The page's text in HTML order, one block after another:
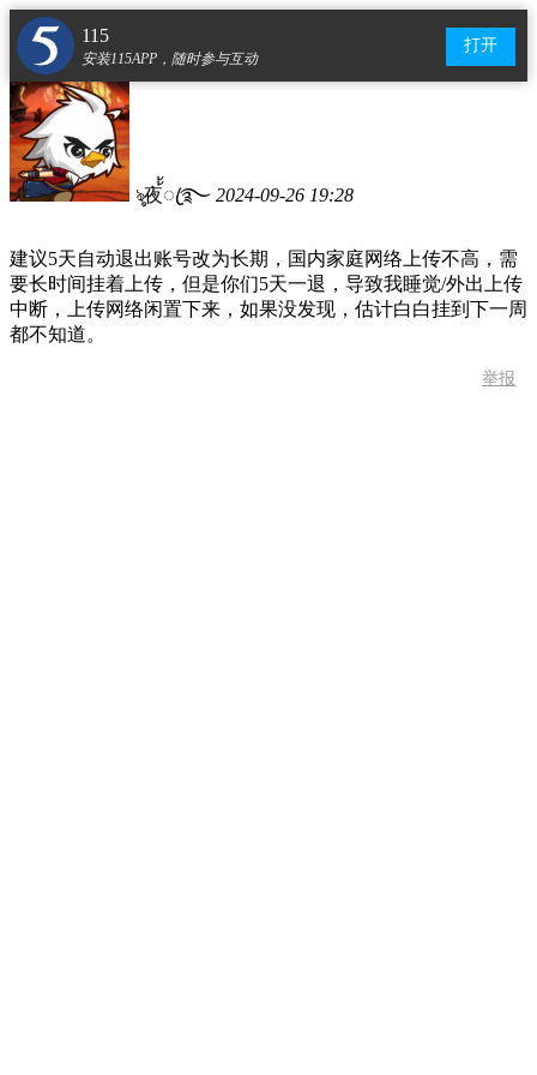
115
安装115APP，随时参与互动
打开
ৡ夜้้ꦿ࿐ 2024-09-26 19:28
建议5天自动退出账号改为长期，国内家庭网络上传不高，需
要长时间挂着上传，但是你们5天一退，导致我睡觉/外出上传
中断，上传网络闲置下来，如果没发现，估计白白挂到下一周
都不知道。
举报